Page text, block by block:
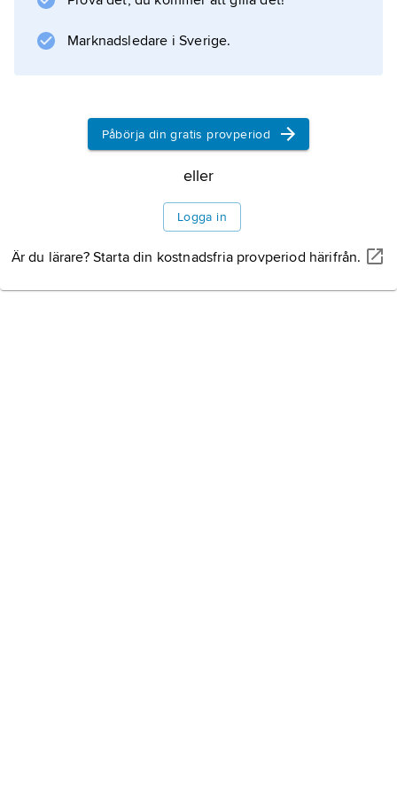
Information om artikeln
Marknadsledare i Sverige.
Påbörja din gratis provperiod
eller
Logga in
Är du lärare? Starta din kostnadsfria provperiod härifrån.